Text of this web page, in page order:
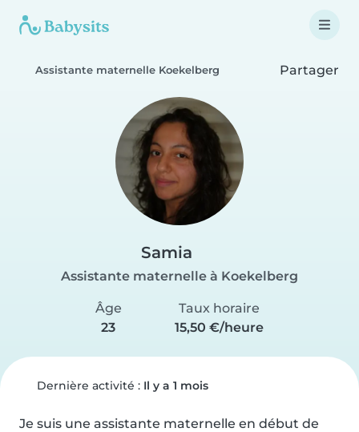
Assistante maternelle Koekelberg Partager
Samia
Assistante maternelle à Koekelberg
Âge
23
Taux horaire
15,50 €/heure
Dernière activité : Il y a 1 mois
Je suis une assistante maternelle en début de